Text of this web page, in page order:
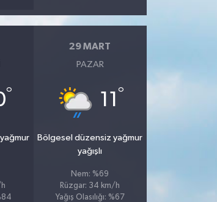
°
29 MART
PAZAR
11 °
Bölgesel düzensiz yağmur
yağışlı
Nem: %69
Rüzgar: 34 km/h
Yağış Olasılığı: %67